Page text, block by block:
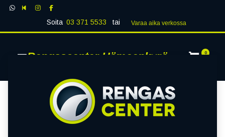
Soita 03 371 5533 tai Varaa aika verk​​​​ossa
Rengascenter Hämeenkyrö 0